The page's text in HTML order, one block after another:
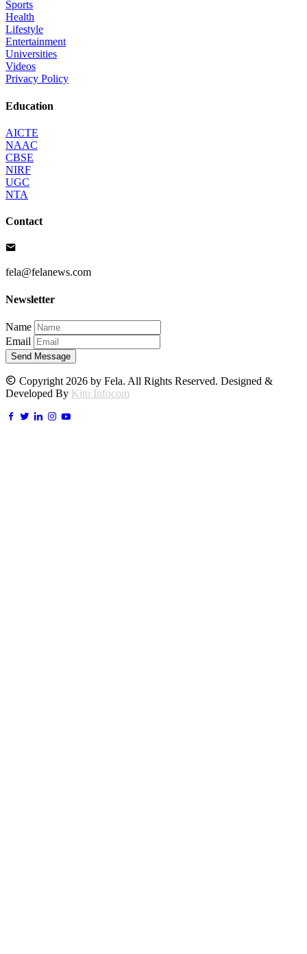
Sports
Health
Lifestyle
Entertainment
Universities
Videos
Privacy Policy
Education
AICTE
NAAC
CBSE
NIRF
UGC
NTA
Contact
fela@felanews.com
Newsletter
Name
Email
Send Message
Copyright 2026 by Fela. All Rights Reserved. Designed &
Developed By Kito Infocom